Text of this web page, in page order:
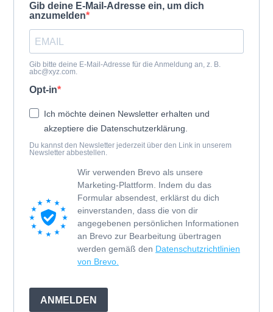
Gib deine E-Mail-Adresse ein, um dich
anzumelden
Gib bitte deine E-Mail-Adresse für die Anmeldung an, z. B.
abc@xyz.com.
Opt-in
Ich möchte deinen Newsletter erhalten und
akzeptiere die Datenschutzerklärung.
Du kannst den Newsletter jederzeit über den Link in unserem
Newsletter abbestellen.
Wir verwenden Brevo als unsere
Marketing-Plattform. Indem du das
Formular absendest, erklärst du dich
einverstanden, dass die von dir
angegebenen persönlichen Informationen
an Brevo zur Bearbeitung übertragen
werden gemäß den Datenschutzrichtlinien
von Brevo.
ANMELDEN